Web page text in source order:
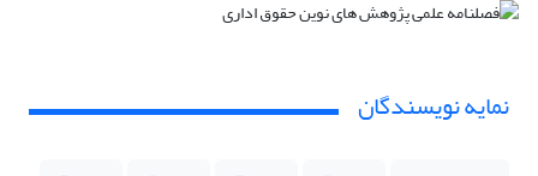
نمایه نویسندگان